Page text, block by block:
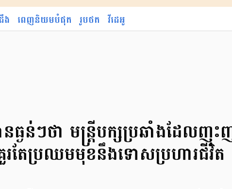
ង ពេញនិយមបំផុត រូបថត វីដេអូ
ធ្ងន់ៗថា មន្ត្រីបក្សប្រឆាំងដែលញុ
រតែប្រឈមមុខនឹងទោសប្រហារជីវិត